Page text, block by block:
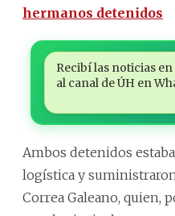
hermanos detenidos
Recibí las noticias
al canal de ÚH en
Ambos detenidos
logística y
Correa Galeano, quien,